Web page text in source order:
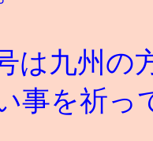
は九州の
事を祈っ